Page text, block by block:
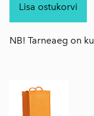
Lisa ostukorvi
NB! Tarneaeg on